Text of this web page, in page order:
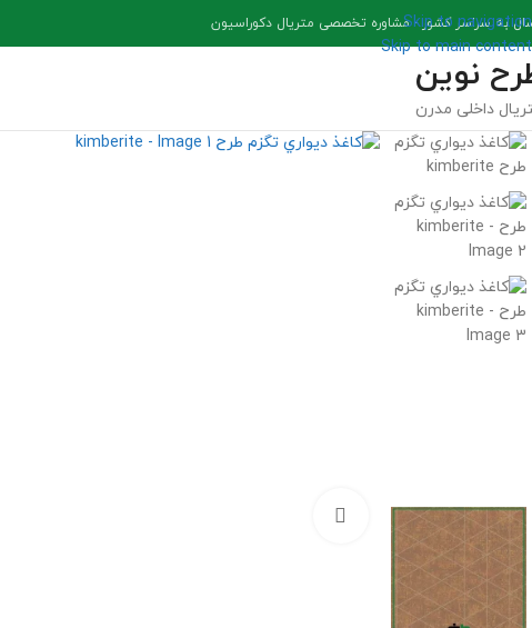
Skip to navigation
Skip to main content
به سراسر کشور - مشاوره تخصصی متریال دکوراسیون
نوین
داخلی مدرن